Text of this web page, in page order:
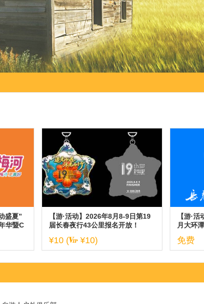
盛夏”
华暨C
【游·活动】2026年8月8-9日第19
届长春夜行43公里报名开放！
¥10 ( ¥10)
【游·
月大环
免费